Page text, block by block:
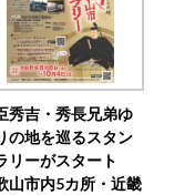
秀吉・秀長兄弟ゆ
の地を巡るスタン
リーがスタート
山市内5カ所・近畿